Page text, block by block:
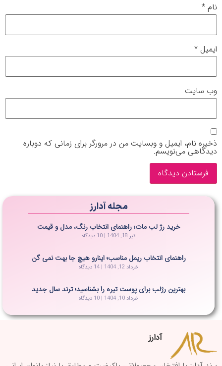
مجله آدارز
خرید رژ لب مات؛ راهنمای انتخاب رنگ، مدل و قیمت
تیر 18, 1404
راهنمای انتخاب ریمل مناسب؛ اینارو هیچ جا بهت نمی گن
خرداد 12, 1404 14 دیدگاه
بهترین رژلب برای پوست تیره را بشناسید؛ ترند سال جدید
خرداد 10, 1404 10 دیدگاه
نام *
ایمیل *
وب‌ سایت
ذخیره نام، ایمیل و وبسایت من در مرورگر برای زمانی که دوباره
دیدگاهی می‌نویسم.
آدارز